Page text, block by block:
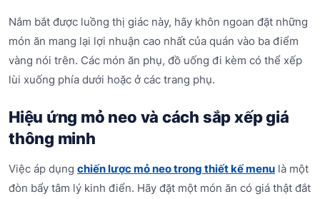
Nắm bắt được luồng thị giác này, hãy khôn ngoan đặt những
món ăn mang lại lợi nhuận cao nhất của quán vào ba điểm
vàng nói trên. Các món ăn phụ, đồ uống đi kèm có thể xếp
lùi xuống phía dưới hoặc ở các trang phụ.
Hiệu ứng mỏ neo và cách sắp xếp giá
thông minh
Việc áp dụng chiến lược mỏ neo trong thiết kế menu là một
đòn bẩy tâm lý kinh điển. Hãy đặt một món ăn có giá thật đắt